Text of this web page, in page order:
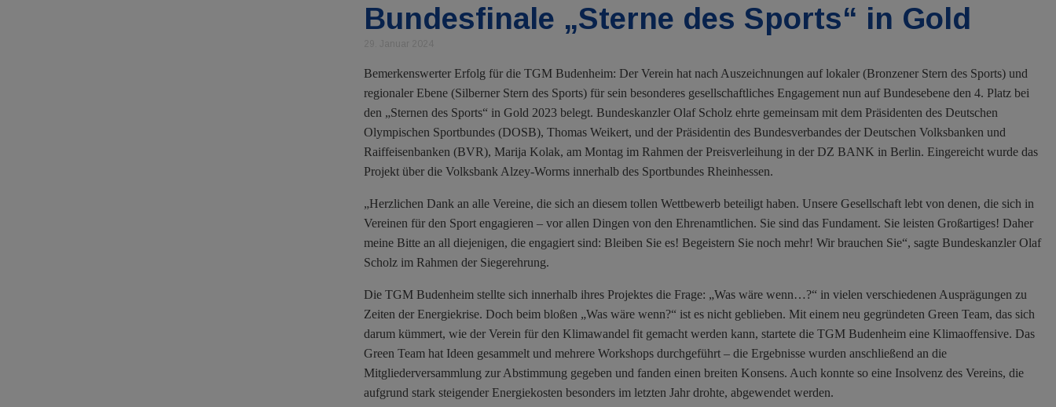
Bundesfinale „Sterne des Sports“ in Gold
Bemerkenswerter Erfolg für die TGM Budenheim: Der Verein hat nach Auszeichnungen auf lokaler (Bronzener Stern des Sports) und
regionaler Ebene (Silberner Stern des Sports) für sein besonderes gesellschaftliches Engagement nun auf Bundesebene den 4. Platz bei
den „Sternen des Sports“ in Gold 2023 belegt. Bundeskanzler Olaf Scholz ehrte gemeinsam mit dem Präsidenten des Deutschen
Olympischen Sportbundes (DOSB), Thomas Weikert, und der Präsidentin des Bundesverbandes der Deutschen Volksbanken und
Raiffeisenbanken (BVR), Marija Kolak, am Montag im Rahmen der Preisverleihung in der DZ BANK in Berlin. Eingereicht wurde das
Projekt über die Volksbank Alzey-Worms innerhalb des Sportbundes Rheinhessen.
„Herzlichen Dank an alle Vereine, die sich an diesem tollen Wettbewerb beteiligt haben. Unsere Gesellschaft lebt von denen, die sich in
Vereinen für den Sport engagieren – vor allen Dingen von den Ehrenamtlichen. Sie sind das Fundament. Sie leisten Großartiges! Daher
meine Bitte an all diejenigen, die engagiert sind: Bleiben Sie es! Begeistern Sie noch mehr! Wir brauchen Sie“, sagte Bundeskanzler Olaf
Scholz im Rahmen der Siegerehrung.
Die TGM Budenheim stellte sich innerhalb ihres Projektes die Frage: „Was wäre wenn…?“ in vielen verschiedenen Ausprägungen zu
Zeiten der Energiekrise. Doch beim bloßen „Was wäre wenn?“ ist es nicht geblieben. Mit einem neu gegründeten Green Team, das sich
darum kümmert, wie der Verein für den Klimawandel fit gemacht werden kann, startete die TGM Budenheim eine Klimaoffensive. Das
Green Team hat Ideen gesammelt und mehrere Workshops durchgeführt – die Ergebnisse wurden anschließend an die
Mitgliederversammlung zur Abstimmung gegeben und fanden einen breiten Konsens. Auch konnte so eine Insolvenz des Vereins, die
aufgrund stark steigender Energiekosten besonders im letzten Jahr drohte, abgewendet werden.